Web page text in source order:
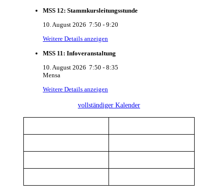
MSS 12: Stammkursleitungsstunde
10. August 2026 7:50 - 9:20
Weitere Details anzeigen
MSS 11: Infoveranstaltung
10. August 2026 7:50 - 8:35
Mensa
Weitere Details anzeigen
vollständiger Kalender